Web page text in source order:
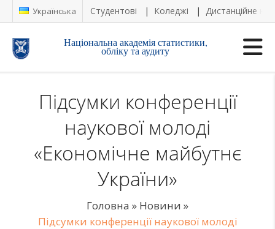
Українська Студентові Коледжі Дистанційне
Національна академія статистики,
обліку та аудиту
Підсумки конференції
наукової молоді
«Економічне майбутнє
України»
Головна » Новини »
Підсумки конференції наукової молоді